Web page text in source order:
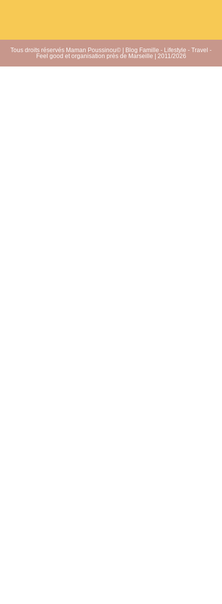
Tous droits réservés Maman Poussinou© | Blog Famille - Lifestyle - Travel -
Feel good et organisation près de Marseille | 2011/2026